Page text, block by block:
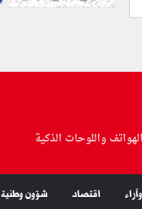
واللوحات الذكية
اقتصاد شؤون وطنية